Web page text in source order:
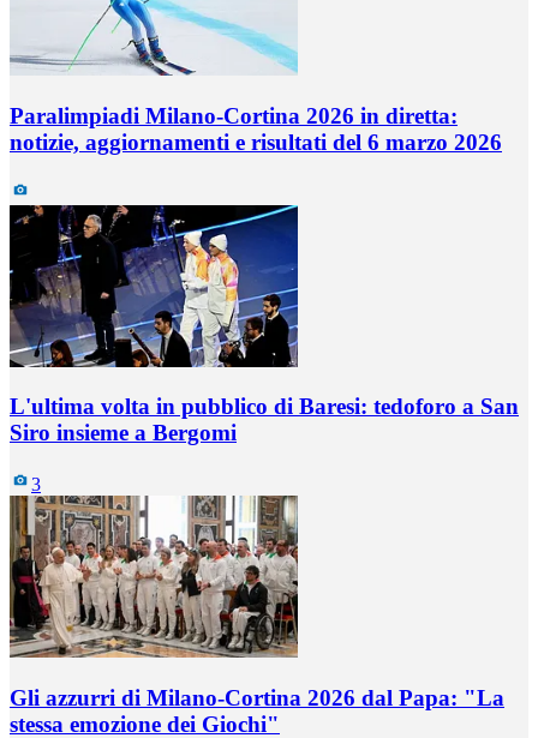
Paralimpiadi Milano-Cortina 2026 in diretta:
notizie, aggiornamenti e risultati del 6 marzo 2026
L'ultima volta in pubblico di Baresi: tedoforo a San
Siro insieme a Bergomi
3
Gli azzurri di Milano-Cortina 2026 dal Papa: "La
stessa emozione dei Giochi"